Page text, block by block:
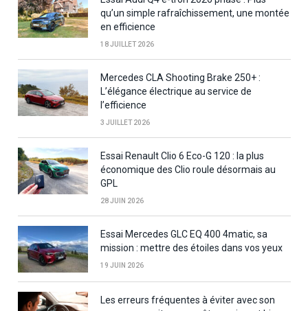
qu’un simple rafraîchissement, une montée
en efficience
18 JUILLET 2026
Mercedes CLA Shooting Brake 250+ :
L’élégance électrique au service de
l’efficience
3 JUILLET 2026
Essai Renault Clio 6 Eco-G 120 : la plus
économique des Clio roule désormais au
GPL
28 JUIN 2026
Essai Mercedes GLC EQ 400 4matic, sa
mission : mettre des étoiles dans vos yeux
19 JUIN 2026
Les erreurs fréquentes à éviter avec son